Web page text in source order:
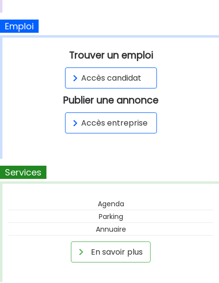
Emploi
Trouver un emploi
Accès candidat
Publier une annonce
Accès entreprise
Services
Agenda
Parking
Annuaire
En savoir plus